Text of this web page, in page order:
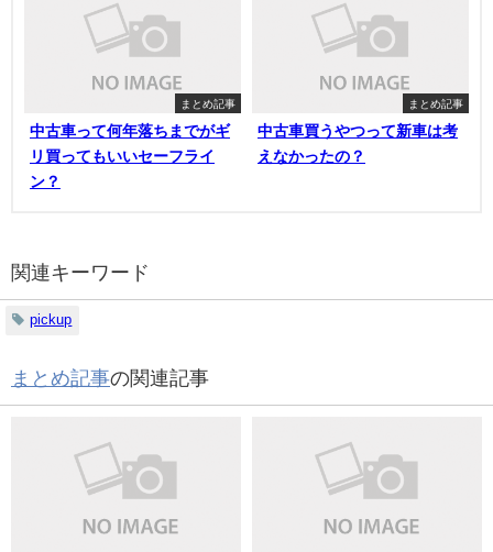
まとめ記事
中古車って何年落ちまでがギ
リ買ってもいいセーフライ
ン？
まとめ記事
中古車買うやつって新車は考
えなかったの？
関連キーワード
pickup
まとめ記事の関連記事